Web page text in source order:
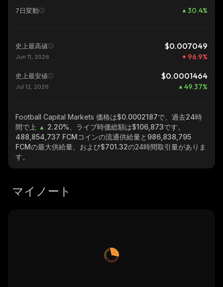
7日変動 30.4%
史上最高値 $0.007049
Jun 11, 2026 96.9%
史上最安値 $0.0001464
Jul 12, 2026 49.37%
Football Capital Markets 価格は$0.0002187で、過去24時
間で上
2.20% 、ライブ時価総額は$106,873です。
488,854,737 FCMコインの流通供給量と 986,838,795
FCMの最大供給量、および$701.32の24時間取引量がありま
す。
マイノート